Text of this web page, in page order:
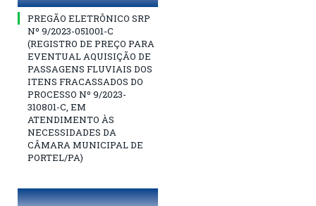
PREGÃO ELETRÔNICO SRP
Nº 9/2023-051001-C
(REGISTRO DE PREÇO PARA
EVENTUAL AQUISIÇÃO DE
PASSAGENS FLUVIAIS DOS
ITENS FRACASSADOS DO
PROCESSO Nº 9/2023-
310801-C, EM
ATENDIMENTO ÀS
NECESSIDADES DA
CÂMARA MUNICIPAL DE
PORTEL/PA)